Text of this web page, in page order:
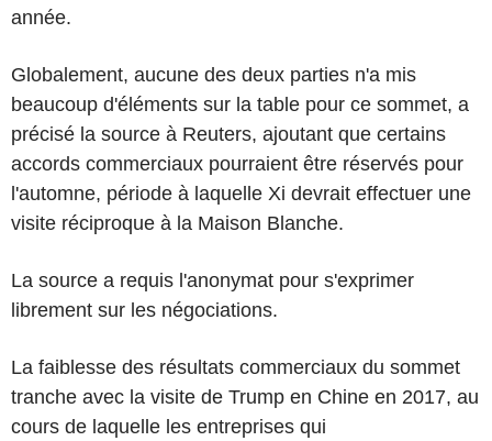
année.
Globalement, aucune des deux parties n'a mis
beaucoup d'éléments sur la table pour ce sommet, a
précisé la source à Reuters, ajoutant que certains
accords commerciaux pourraient être réservés pour
l'automne, période à laquelle Xi devrait effectuer une
visite réciproque à la Maison Blanche.
La source a requis l'anonymat pour s'exprimer
librement sur les négociations.
La faiblesse des résultats commerciaux du sommet
tranche avec la visite de Trump en Chine en 2017, au
cours de laquelle les entreprises qui